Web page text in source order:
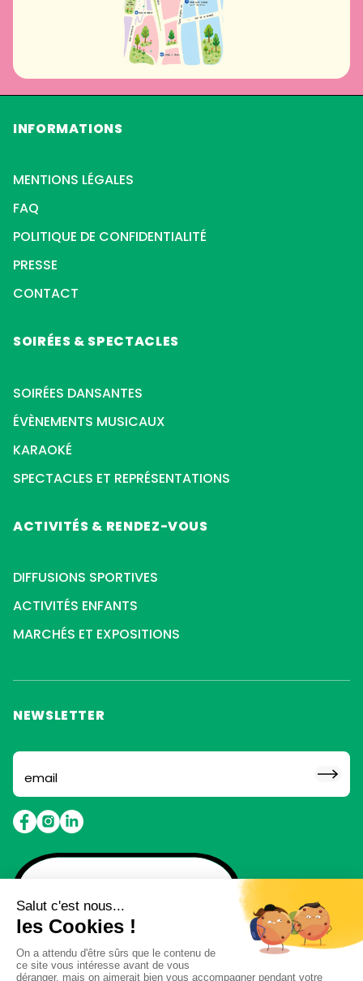
INFORMATIONS
MENTIONS LÉGALES
FAQ
POLITIQUE DE CONFIDENTIALITÉ
PRESSE
CONTACT
SOIRÉES & SPECTACLES
SOIRÉES DANSANTES
ÉVÈNEMENTS MUSICAUX
KARAOKÉ
SPECTACLES ET REPRÉSENTATIONS
ACTIVITÉS & RENDEZ-VOUS
DIFFUSIONS SPORTIVES
ACTIVITÉS ENFANTS
MARCHÉS ET EXPOSITIONS
NEWSLETTER
louper